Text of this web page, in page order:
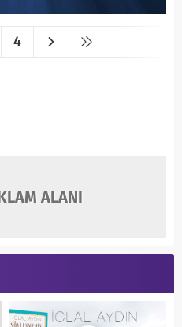
4
ALANI